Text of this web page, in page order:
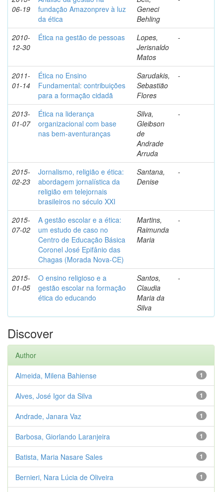
06-19
fundação Amazonprev à luz
da ética
Geneci
Behling
2010-
12-30
Ética na gestão de pessoas
Lopes,
Jerisnaldo
Matos
-
2011-
01-14
Ética no Ensino
Fundamental: contribuições
para a formação cidadã
Sarudakis,
Sebastião
Flores
-
2013-
01-07
Ética na liderança
organizacional com base
nas bem-aventuranças
Silva,
Gleibson
de
Andrade
Arruda
-
2015-
02-23
Jornalismo, religião e ética:
abordagem jornalística da
religião em telejornais
brasileiros no século XXI
Santana,
Denise
-
2015-
07-02
A gestão escolar e a ética:
um estudo de caso no
Centro de Educação Básica
Coronel José Epifânio das
Chagas (Morada Nova-CE)
Martins,
Raimunda
Maria
-
2015-
01-05
O ensino religioso e a
gestão escolar na formação
ética do educando
Santos,
Claudia
Maria da
Silva
-
Discover
Author
1
Almeida, Milena Bahiense
1
Alves, José Igor da Silva
1
Andrade, Janara Vaz
1
Barbosa, Giorlando Laranjeira
1
Batista, Maria Nasare Sales
1
Bernieri, Nara Lúcia de Oliveira